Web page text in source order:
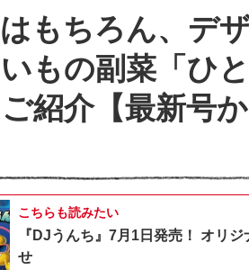
もちろん、デ
もの副菜「ひ
紹介【最新号
こちらも読みたい
『DJうんち』7月1日発売！ オリ
せ